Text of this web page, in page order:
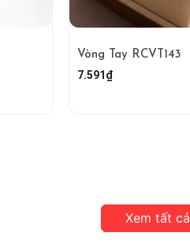
Vòng Tay RCVT143
7.591₫
Xem tất cả